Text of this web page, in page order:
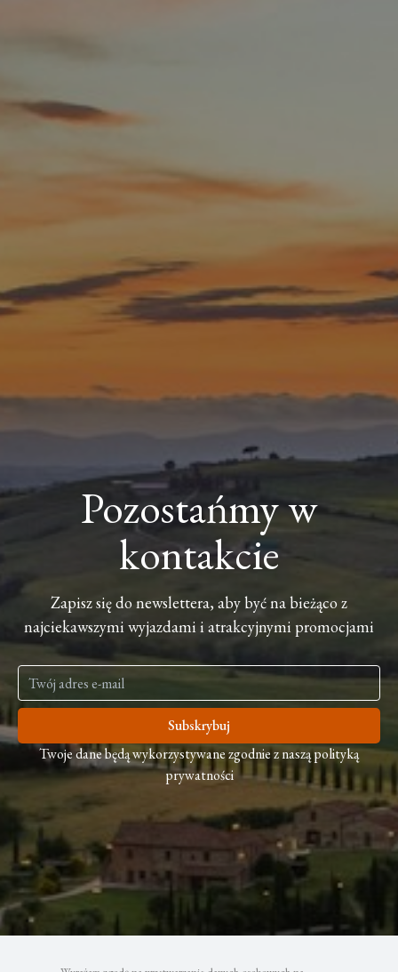
Pozostańmy w
kontakcie
Zapisz się do newslettera, aby być na bieżąco z
najciekawszymi wyjazdami i atrakcyjnymi promocjami
Subskrybuj
Twoje dane będą wykorzystywane zgodnie z naszą polityką
prywatności